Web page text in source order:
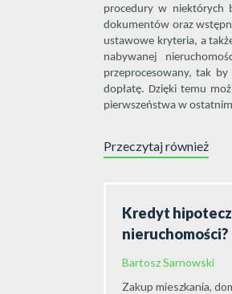
procedury w niektórych
dokumentów oraz
ustawowe kryteria, a
nabywanej
przeprocesowany, tak
dopłatę. Dzięki temu
pierwszeństwa w
Przeczytaj również
Kredyt
nieruchomości?
Bartosz Sarnowski
Zakup mieszkania,